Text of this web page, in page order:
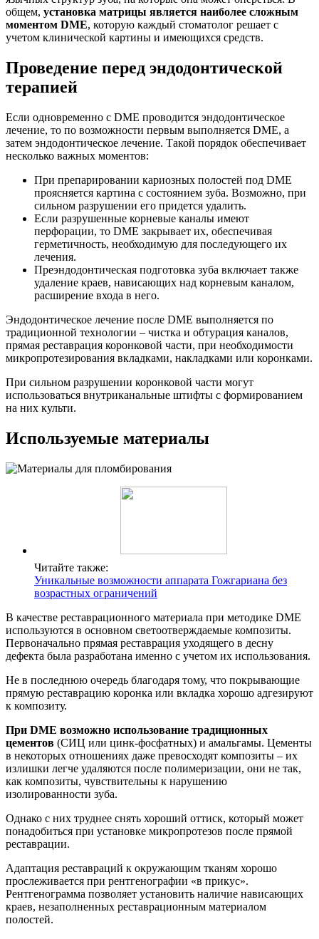
общем, установка матрицы является наиболее сложным
моментом DME, которую каждый стоматолог решает с
учетом клинической картины и имеющихся средств.
Проведение перед эндодонтической
терапией
Если одновременно с DME проводится эндодонтическое
лечение, то по возможности первым выполняется DME, а
затем эндодонтическое лечение. Такой порядок обеспечивает
несколько важных моментов:
При препарировании кариозных полостей под DME
проясняется картина с состоянием зуба. Возможно, при
сильном разрушении его придется удалить.
Если разрушенные корневые каналы имеют
перфорации, то DME закрывает их, обеспечивая
герметичность, необходимую для последующего их
лечения.
Преэндодонтическая подготовка зуба включает также
удаление краев, нависающих над корневым каналом,
расширение входа в него.
Эндодонтическое лечение после DME выполняется по
традиционной технологии – чистка и обтурация каналов,
прямая реставрация коронковой части, при необходимости
микропротезирования вкладками, накладками или коронками.
При сильном разрушении коронковой части могут
использоваться внутриканальные штифты с формированием
на них культи.
Используемые материалы
Читайте также:
Уникальные возможности аппарата Гожгариана без
возрастных ограничений
В качестве реставрационного материала при методике DME
используются в основном светоотверждаемые композиты.
Первоначально прямая реставрация уходящего в десну
дефекта была разработана именно с учетом их использования.
Не в последнюю очередь благодаря тому, что покрывающие
прямую реставрацию коронка или вкладка хорошо адгезируют
к композиту.
При DME возможно использование традиционных
цементов (СИЦ или цинк-фосфатных) и амальгамы. Цементы
в некоторых отношениях даже превосходят композиты – их
излишки легче удаляются после полимеризации, они не так,
как композиты, чувствительны к нарушению
изолированности зуба.
Однако с них труднее снять хороший оттиск, который может
понадобиться при установке микропротезов после прямой
реставрации.
Адаптация реставраций к окружающим тканям хорошо
прослеживается при рентгенографии «в прикус».
Рентгенограмма позволяет установить наличие нависающих
краев, незаполненных реставрационным материалом
полостей.